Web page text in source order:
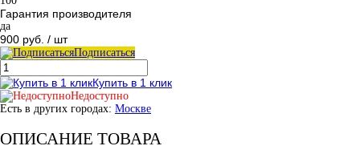
Гарантия производителя
да
900 руб. / шт
Подписаться
Купить в 1 клик
Недоступно
Есть в других городах: Москве
ОПИСАНИЕ ТОВАРА